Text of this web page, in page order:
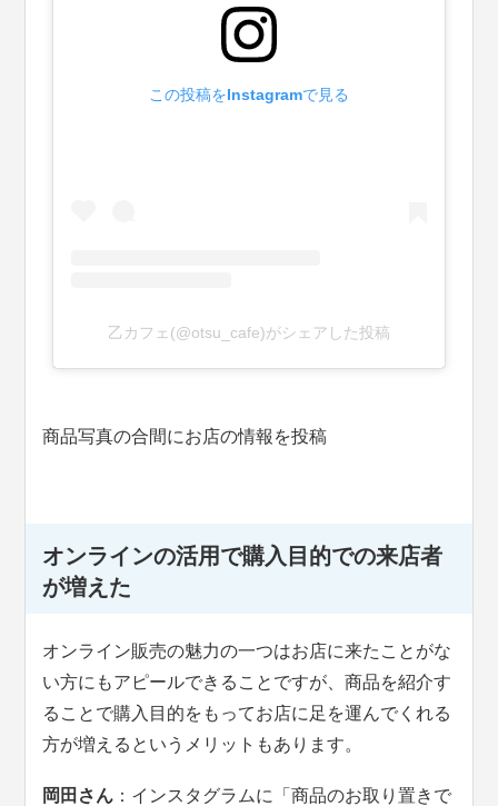
この投稿をInstagramで見る
乙カフェ(@otsu_cafe)がシェアした投稿
商品写真の合間にお店の情報を投稿
オンラインの活用で購入目的での来店者
が増えた
オンライン販売の魅力の一つはお店に来たことがな
い方にもアピールできることですが、商品を紹介す
ることで購入目的をもってお店に足を運んでくれる
方が増えるというメリットもあります。
岡田さん ：インスタグラムに「商品のお取り置きで